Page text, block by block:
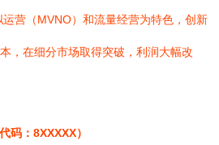
运营（MVNO）和流量经营为特色，创新
，在细分市场取得突破，利润大幅改
码：8XXXXX）